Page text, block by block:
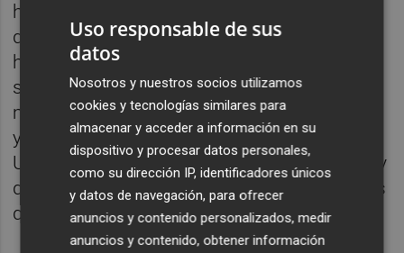
habitual de residencia, pero no quiere decir
que tengamos que renunciar a nuestros
hábitos ciudadanos, porque tenemos que
seguir cuidando de esa otra casa, mucho
más grande, que es la que nos aloja a todos
y que no es otra que nuestro Planeta Tierra.
Un planeta diverso pero también muy frágil y
que sufre de manera especial las agresiones
que vienen provocadas por el hombre".
Uso responsable de sus
datos
Nosotros y nuestros socios utilizamos
cookies y tecnologías similares para
almacenar y acceder a información en su
dispositivo y procesar datos personales,
como su dirección IP, identificadores únicos
y datos de navegación, para ofrecer
anuncios y contenido personalizados, medir
anuncios y contenido, obtener información